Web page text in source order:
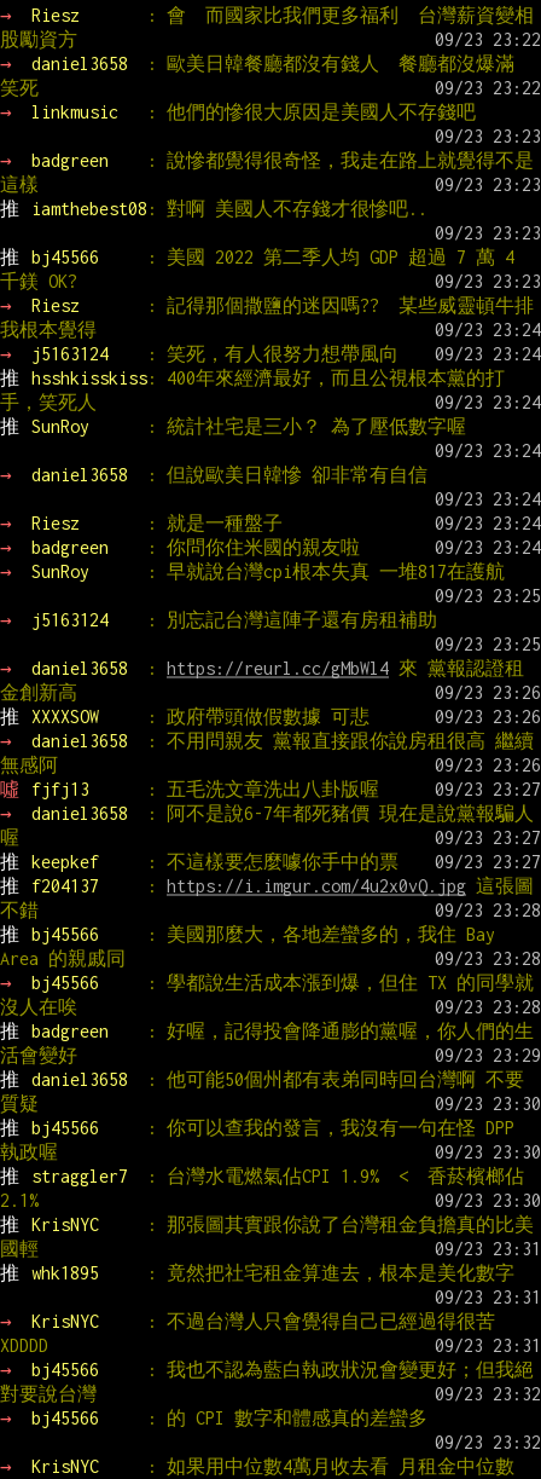
→ Riesz
: 會  而國家比我們更多福利  台灣薪資變相
股勵資方
→
daniel3658
: 歐美日韓餐廳都沒有錢人  餐廳都沒爆滿
笑死
→
linkmusic : 他們的慘很大原因是美國人不存錢吧
→ badgreen
: 說慘都覺得很奇怪，我走在路上就覺得不是
這樣
推
iamthebest08 : 對啊 美國人不存錢才很慘吧..
推 bj45566
: 美國 2022 第二季人均 GDP 超過 7 萬 4
千鎂 OK?
→
Riesz
: 記得那個撒鹽的迷因嗎??  某些威靈頓牛排
我根本覺得
→
j5163124
: 笑死，有人很努力想帶風向
推
hsshkisskiss: 400年來經濟最好，而且公視根本黨的打
手，笑死人
推
SunRoy : 統計社宅是三小？ 為了壓低數字喔
→ daniel3658 : 但說歐美日韓慘 卻非常有自信
→ Riesz
: 就是一種盤子
→
badgreen
: 你問你住米國的親友啦
→
SunRoy : 早就說台灣cpi根本失真 一堆817在護航
→ j5163124 : 別忘記台灣這陣子還有房租補助
→ daniel3658 : https://reurl.cc/gMbWl4 來 黨報認證租
金創新高
推
XXXXSOW
: 政府帶頭做假數據 可悲
→
daniel3658
: 不用問親友 黨報直接跟你說房租很高 繼續
無感阿
噓
fjfj13
: 五毛洗文章洗出八卦版喔
→
daniel3658
: 阿不是說6-7年都死豬價 現在是說黨報騙人
喔
推
keepkef
: 不這樣要怎麼噱你手中的票
推
f204137 : https://i.imgur.com/4u2x0vQ.jpg 這張圖
不錯
推
bj45566
: 美國那麼大，各地差蠻多的，我住 Bay
Area 的親戚同
→
bj45566
: 學都說生活成本漲到爆，但住 TX 的同學就
沒人在唉
推
badgreen
: 好喔，記得投會降通膨的黨喔，你人們的生
活會變好
推
daniel3658
: 他可能50個州都有表弟同時回台灣啊 不要
質疑
推
bj45566
: 你可以查我的發言，我沒有一句在怪 DPP
執政喔
推
straggler7
: 台灣水電燃氣佔CPI 1.9%  <  香菸檳榔佔
2.1%
推
KrisNYC
: 那張圖其實跟你說了台灣租金負擔真的比美
國輕
推
whk1895 : 竟然把社宅租金算進去，根本是美化數字
→ KrisNYC
: 不過台灣人只會覺得自己已經過得很苦
XDDDD
→
bj45566
: 我也不認為藍白執政狀況會變更好；但我絕
對要說台灣
→
bj45566 : 的 CPI 數字和體感真的差蠻多
→ KrisNYC : 如果用中位數4萬月收去看 月租金中位數